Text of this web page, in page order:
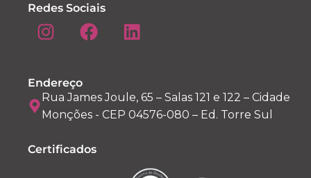
Redes Sociais
Endereço
Rua James Joule, 65 – Salas 121 e 122 – Cidade
Monções - CEP 04576-080 – Ed. Torre Sul
Certificados